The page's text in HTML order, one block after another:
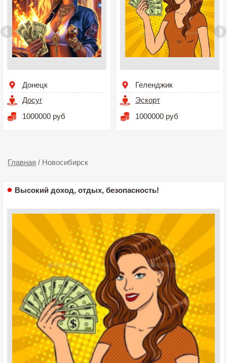
Донецк
Досуг
1000000 руб
Геленджик
Эскорт
1000000 руб
Главная / Новосибирск
Высокий доход, отдых, безопасность!